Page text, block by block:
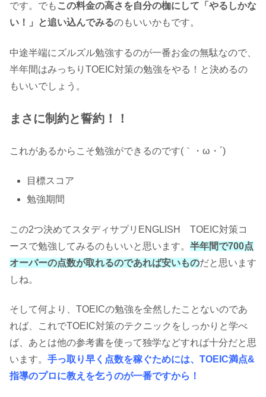
です。でも この料金の高さを自分の枷にして「やるしかな
い！」と追い込んでみるのもいいかもです。
中途半端にズルズル勉強するのが一番お金の無駄なので、
半年間はみっちりTOEIC対策の勉強をやる！と決めるの
もいいでしょう。
まさに制約と誓約！！
これがあるからこそ勉強ができるのです(｀・ω・´)
目標スコア
勉強期間
この2つ決めてスタディサプリENGLISH TOEIC対策コ
ースで勉強してみるのもいいと思います。 半年間で700点
オーバーの点数が取れるのであれば安いものだと思います
しね。
そして何より、TOEICの勉強を全然したことないのであ
れば、これでTOEIC対策のテクニックをしっかりと学べ
ば、あとは他の参考書を使って独学などすれば十分だと思
います。 手っ取り早く点数を稼ぐためには、TOEIC満点&
指導のプロに教えを乞うのが一番ですから！